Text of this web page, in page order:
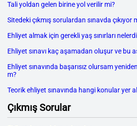
Tali yoldan gelen birine yol verilir mi?
Sitedeki çıkmış sorulardan sınavda çıkıyor
Ehliyet almak için gerekli yaş sınırları
Ehliyet sınavı kaç aşamadan oluşur ve bu
Ehliyet sınavında başarısız olursam
m?
Teorik ehliyet sınavında hangi konular yer
Çıkmış Sorular